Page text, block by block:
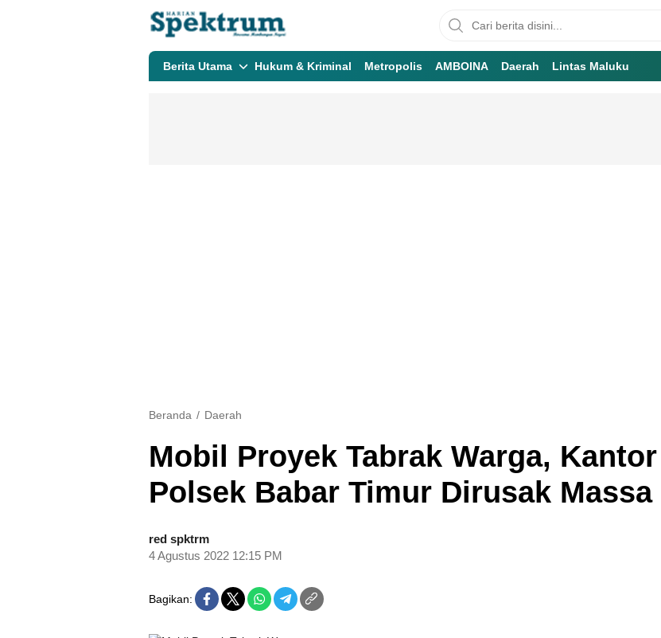
spektrumonline.com
Berita Utama Hukum & Kriminal Metropolis AMBOINA Daerah Lintas Maluku
Beranda Daerah
Mobil Proyek Tabrak Warga, Kantor
Polsek Babar Timur Dirusak Massa
red spktrm
4 Agustus 2022 12:15 PM
Bagikan: